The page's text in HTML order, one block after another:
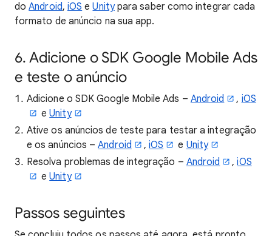
doAndroid, iOS eUnitypara saber como integrar cada
formato de anúncio na sua app.
6. Adicione o SDK Google Mobile Ads
e teste o anúncio
Adicione o SDK Google Mobile Ads – Android , iOS
eUnity
Ative os anúncios de teste para testar a integração
e os anúncios –Android ,iOS e Unity
Resolva problemas de integração – Android ,iOS
eUnity
Passos seguintes